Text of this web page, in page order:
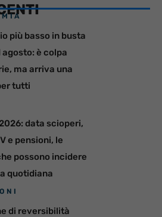
più basso in busta
agosto: è colpa
ma arriva una
tutti
data scioperi,
e pensioni, le
possono incidere
quotidiana
di reversibilità